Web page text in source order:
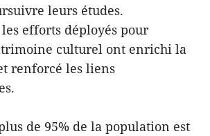
leurs études.
efforts déployés pour
culturel ont enrichi la
renforcé les liens
de 95% de la population est